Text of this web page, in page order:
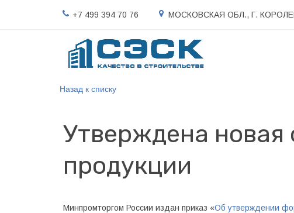
+7 499 394 70 76 МОСКОВСКАЯ ОБЛ., Г.
Назад к списку
Утверждена новая
продукции
Минпромторгом России издан приказ «Об утверждении